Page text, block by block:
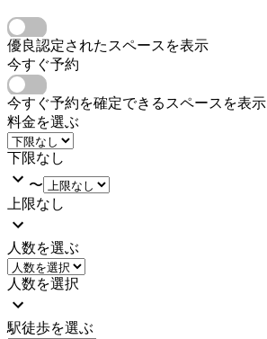
優良認定されたスペースを表示
今すぐ予約
今すぐ予約を確定できるスペースを表示
料金を選ぶ
下限なし
〜
上限なし
人数を選ぶ
人数を選択
駅徒歩を選ぶ